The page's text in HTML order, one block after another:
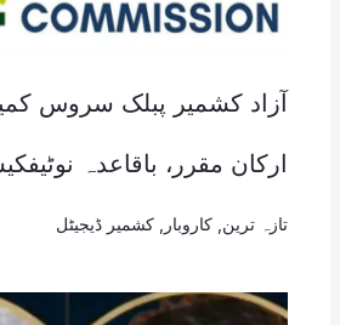
ارکان مقرر، باقاعدہ
تازہ ترین کاروبار کشمیر ڈیجیٹل